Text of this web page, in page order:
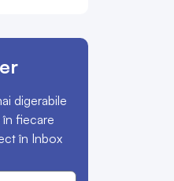
digerabile
fiecare
în Inbox